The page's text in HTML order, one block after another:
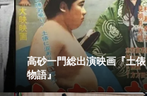
高砂一門総出演映画『土俵
物語』